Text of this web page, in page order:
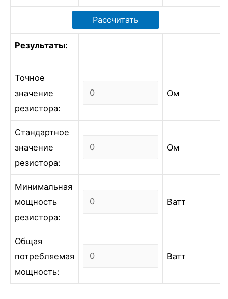
Результаты:
Точное
значение
резистора:
Ом
Стандартное
значение
резистора:
Ом
Минимальная
мощность
резистора:
Ватт
Общая
потребляемая
мощность:
Ватт